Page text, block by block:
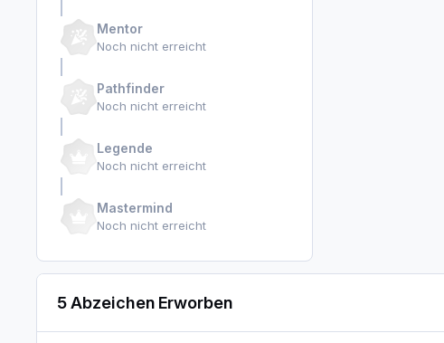
Mentor
Noch nicht erreicht
Pathfinder
Noch nicht erreicht
Legende
Noch nicht erreicht
Mastermind
Noch nicht erreicht
5 Abzeichen Erworben